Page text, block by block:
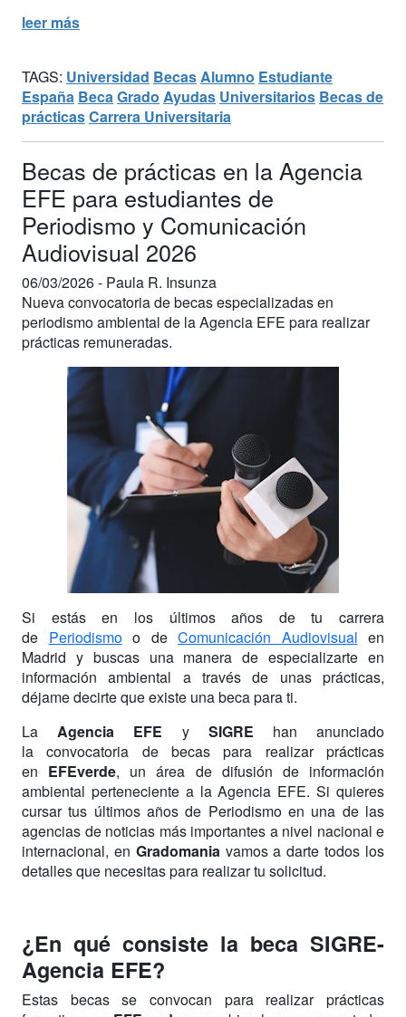
leer más
TAGS: Universidad BecasAlumno Estudiante
España BecaGrado Ayudas Universitarios Becas de
prácticasCarrera Universitaria
Becas de prácticas en la Agencia
EFE para estudiantes de
Periodismo y Comunicación
Audiovisual 2026
06/03/2026 - Paula R. Insunza
Nueva convocatoria de becas especializadas en
periodismo ambiental de la Agencia EFE para realizar
prácticas remuneradas.
Si estás en los últimos años de tu carrera
de Periodismoo de Comunicación Audiovisual en
Madrid y buscas una manera de especializarte en
información ambiental a través de unas prácticas,
déjame decirte que existe una beca para ti.
LaAgencia EFE y SIGRE han anunciado
la convocatoria de becas para realizar prácticas
en EFEverde, un área de difusión de información
ambiental perteneciente a la Agencia EFE. Si quieres
cursar tus últimos años de Periodismo en una de las
agencias de noticias más importantes a nivel nacional e
internacional, en Gradomaniavamos a darte todos los
detalles que necesitas para realizar tu solicitud.
¿En qué consiste la beca SIGRE-
Agencia EFE?
Estas becas se convocan para realizar prácticas